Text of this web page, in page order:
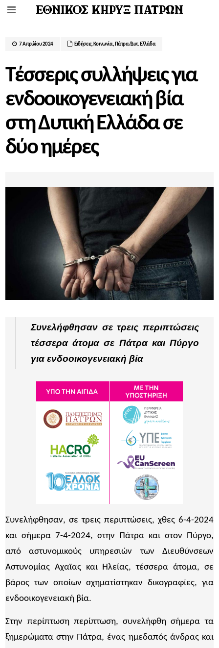
7 Απριλίου 2024 Ειδήσεις, Κοινωνία, Πάτρα/Δυτ. Ελλάδα
Τέσσερις συλλήψεις για
ενδοοικογενειακή βία
στη Δυτική Ελλάδα σε
δύο ημέρες
Συνελήφθησαν σε τρεις περιπτώσεις
τέσσερα άτομα σε Πάτρα και Πύργο
για ενδοοικογενειακή βία
Συνελήφθησαν, σε τρεις περιπτώσεις, χθες 6-4-2024
και σήμερα 7-4-2024, στην Πάτρα και στον Πύργο,
από αστυνομικούς υπηρεσιών των Διευθύνσεων
Αστυνομίας Αχαϊας και Ηλείας, τέσσερα άτομα, σε
βάρος των οποίων σχηματίστηκαν δικογραφίες, για
ενδοοικογενειακή βία.
Στην περίπτωση περίπτωση, συνελήφθη σήμερα τα
ξημερώματα στην Πάτρα, ένας ημεδαπός άνδρας και